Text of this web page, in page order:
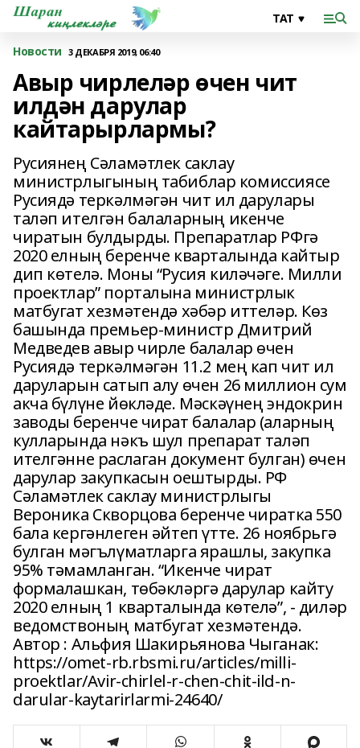
Новости 3 ДЕКАБРЯ 2019, 06:40
Авыр чирлеләр өчен чит
илдән дарулар
кайтарырлармы?
Русиянең Сәламәтлек саклау
министрлыгының табиблар комиссиясе
Русиядә теркәлмәгән чит ил дарулары
таләп ителгән балаларның икенче
чиратын булдырды. Препаратлар РФгә
2020 елның беренче кварталында кайтыр
дип көтелә. Моны “Русия киләчәге. Милли
проектлар” порталына министрлык
матбугат хезмәтендә хәбәр иттеләр. Көз
башында премьер-министр Дмитрий
Медведев авыр чирле балалар өчен
Русиядә теркәлмәгән 11.2 мең кап чит ил
даруларын сатып алу өчен 26 миллион сум
акча бүлүне йөкләде. Мәскәүнең эндокрин
заводы беренче чират балалар (аларның
кулларында нәкъ шул препарат таләп
ителгәнне раслаган документ булган) өчен
дарулар закупкасын оештырды. РФ
Сәламәтлек саклау министрлыгы
Вероника Скворцова беренче чиратка 550
бала кергәнлеген әйтеп үтте. 26 ноябрьгә
булган мәгълүматларга ярашлы, закупка
95% тәмамланган. “Икенче чират
формалашкан, төбәкләргә дарулар кайту
2020 елның 1 кварталында көтелә”, - диләр
ведомствоның матбугат хезмәтендә.
Автор : Альфия Шакирьянова Чыганак:
https://omet-rb.rbsmi.ru/articles/milli-
proektlar/Avir-chirlel-r-chen-chit-ild-n-
darular-kaytarirlarmi-24640/